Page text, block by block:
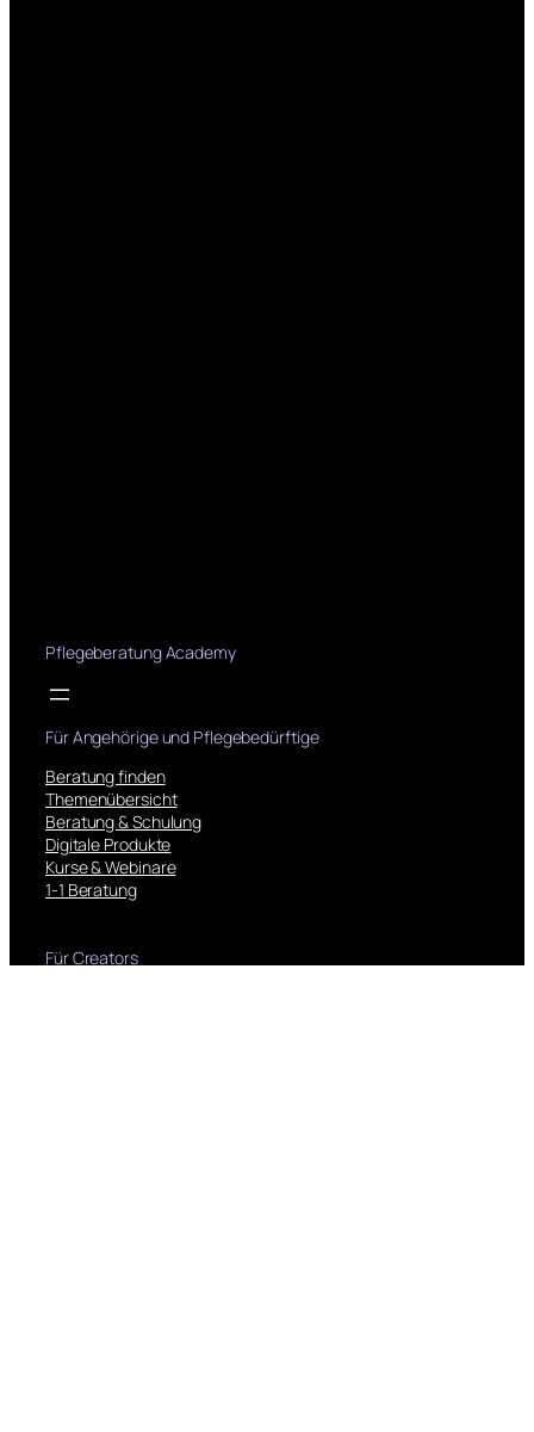
Pflegeberatung Academy
Für Angehörige und Pflegebedürftige
Beratung finden
Themenübersicht
Beratung & Schulung
Digitale Produkte
Kurse & Webinare
1-1 Beratung
Für Creators